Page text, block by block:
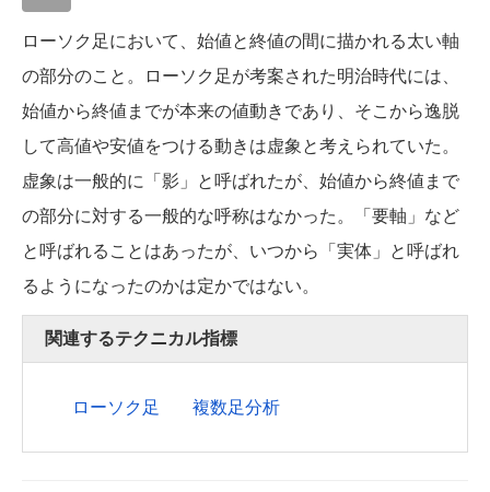
ローソク足において、始値と終値の間に描かれる太い軸
の部分のこと。ローソク足が考案された明治時代には、
始値から終値までが本来の値動きであり、そこから逸脱
して高値や安値をつける動きは虚象と考えられていた。
虚象は一般的に「影」と呼ばれたが、始値から終値まで
の部分に対する一般的な呼称はなかった。「要軸」など
と呼ばれることはあったが、いつから「実体」と呼ばれ
るようになったのかは定かではない。
関連するテクニカル指標
ローソク足 複数足分析